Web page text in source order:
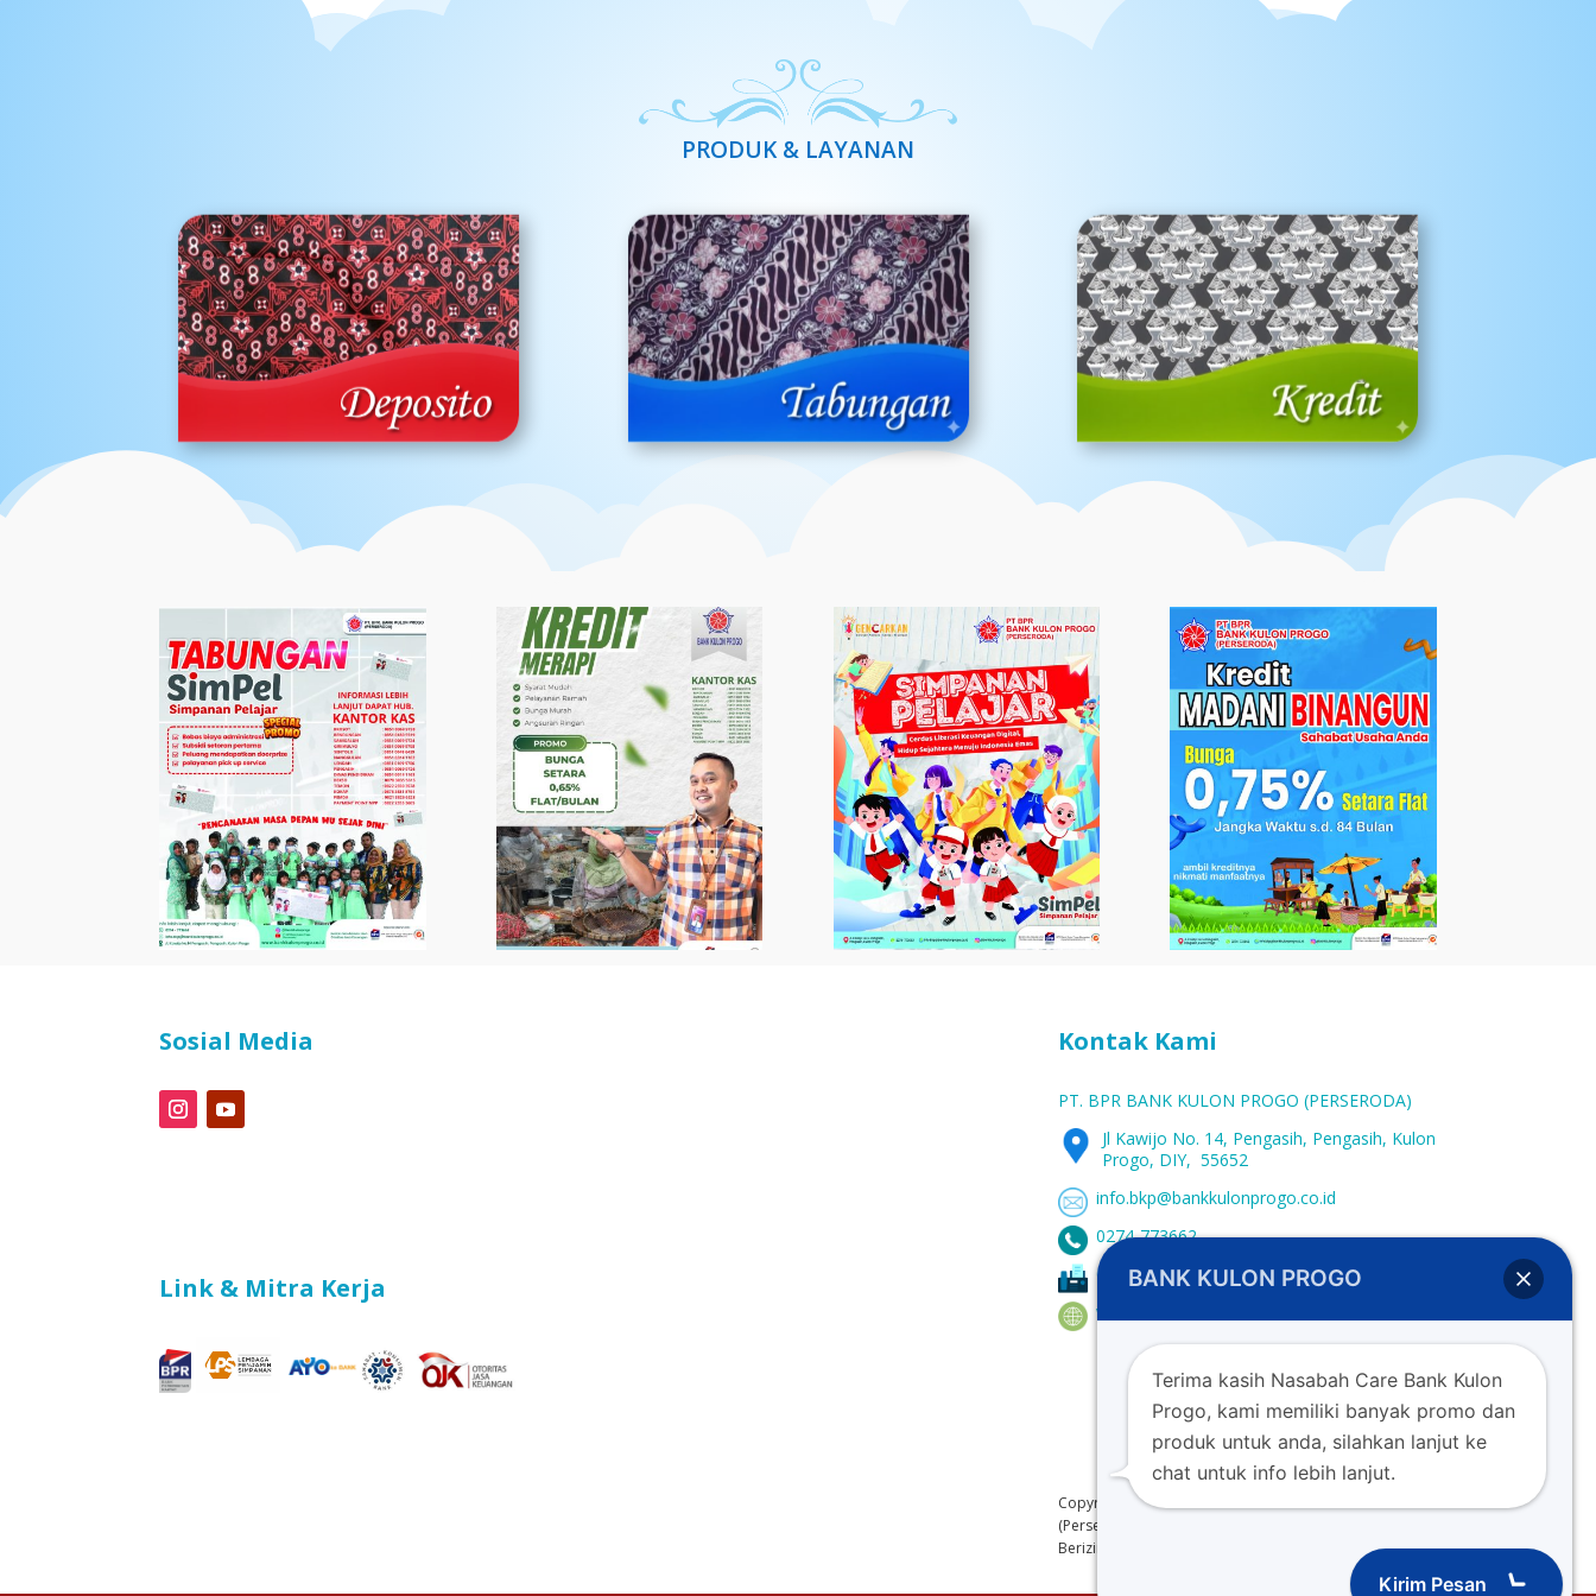
PRODUK & LAYANAN
Sosial Media
Link & Mitra Kerja
Kontak Kami
PT. BPR BANK KULON PROGO (PERSERODA)
Jl Kawijo No. 14, Pengasih, Pengasih, Kulon
Progo, DIY, 55652
info.bkp@bankkulonprogo.co.id
0274-773662
0274-773107
www.bankkulonprogo.co.id
Copyright © 2022. PT. BPR Bank Kulon Progo
(Perseroda)
Berizin dan diawasi oleh OJK (Otoritas Jasa Keuangan)
Kirim Pesan
BANK KULON PROGO
Terima kasih Nasabah Care Bank Kulon
Progo, kami memiliki banyak promo dan
produk untuk anda, silahkan lanjut ke
chat untuk info lebih lanjut.